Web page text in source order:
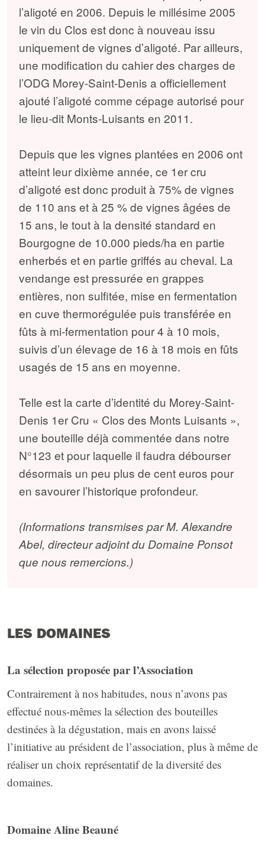
l’aligoté en 2006. Depuis le millésime 2005
le vin du Clos est donc à nouveau issu
uniquement de vignes d’aligoté. Par ailleurs,
une modification du cahier des charges de
l’ODG Morey-Saint-Denis a officiellement
ajouté l’aligoté comme cépage autorisé pour
le lieu-dit Monts-Luisants en 2011.
Depuis que les vignes plantées en 2006 ont
atteint leur dixième année, ce 1er cru
d’aligoté est donc produit à 75% de vignes
de 110 ans et à 25 % de vignes âgées de
15 ans, le tout à la densité standard en
Bourgogne de 10.000 pieds/ha en partie
enherbés et en partie griffés au cheval. La
vendange est pressurée en grappes
entières, non sulfitée, mise en fermentation
en cuve thermorégulée puis transférée en
fûts à mi-fermentation pour 4 à 10 mois,
suivis d’un élevage de 16 à 18 mois en fûts
usagés de 15 ans en moyenne.
Telle est la carte d’identité du Morey-Saint-
Denis 1er Cru « Clos des Monts Luisants »,
une bouteille déjà commentée dans notre
N°123 et pour laquelle il faudra débourser
désormais un peu plus de cent euros pour
en savourer l’historique profondeur.
(Informations transmises par M. Alexandre
Abel, directeur adjoint du Domaine Ponsot
que nous remercions.)
LES DOMAINES
La sélection proposée par l’Association
Contrairement à nos habitudes, nous n’avons pas
effectué nous-mêmes la sélection des bouteilles
destinées à la dégustation, mais en avons laissé
l’initiative au président de l’association, plus à même de
réaliser un choix représentatif de la diversité des
domaines.
Domaine Aline Beauné